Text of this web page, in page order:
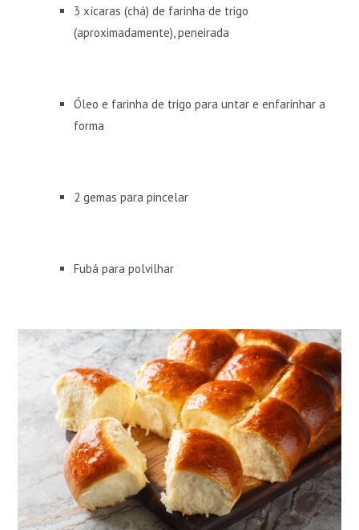
3 xícaras (chá) de farinha de trigo
(aproximadamente), peneirada
Óleo e farinha de trigo para untar e enfarinhar a
forma
2 gemas para pincelar
Fubá para polvilhar